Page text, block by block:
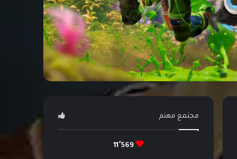
مجتمع مهتم
11٬569